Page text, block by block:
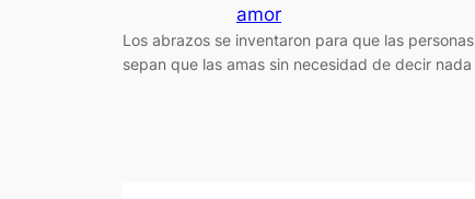
amor
Los abrazos se inventaron para que las personas
sepan que las amas sin necesidad de decir nada